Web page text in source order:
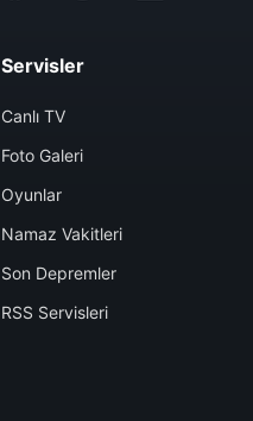
Servisler
Canlı TV
Foto Galeri
Oyunlar
Namaz Vakitleri
Son Depremler
RSS Servisleri